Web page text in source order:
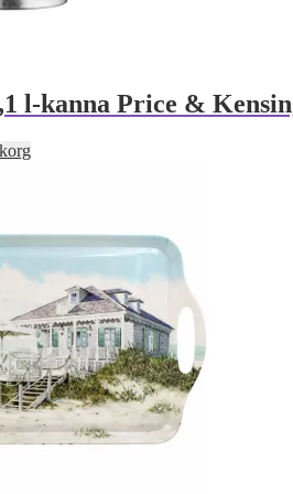
l-kanna Price &